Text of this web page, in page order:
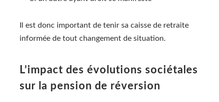
Il est donc important de tenir sa caisse de retraite
informée de tout changement de situation.
L’impact des évolutions sociétales
sur la pension de réversion